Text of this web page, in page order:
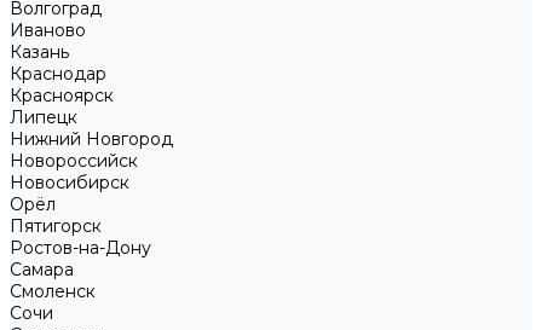
Волгоград
Иваново
Казань
Краснодар
Красноярск
Липецк
Нижний Новгород
Новороссийск
Новосибирск
Орёл
Пятигорск
Ростов-на-Дону
Самара
Смоленск
Сочи